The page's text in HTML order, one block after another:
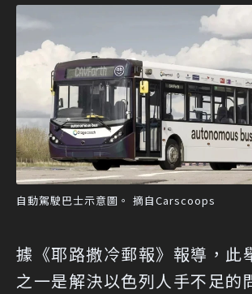
自動駕駛巴士示意圖。 摘自Carscoops
據《耶路撒冷郵報》報導，此
之一是解決以色列人手不足的